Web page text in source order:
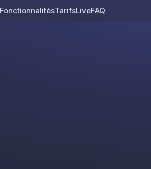
FonctionnalitésTarifsLiveFAQ